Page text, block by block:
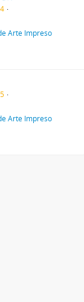
Arte Impreso
Arte Impreso